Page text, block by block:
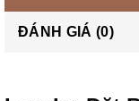
ĐÁNH GIÁ (0)